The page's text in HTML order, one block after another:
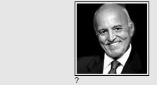
?